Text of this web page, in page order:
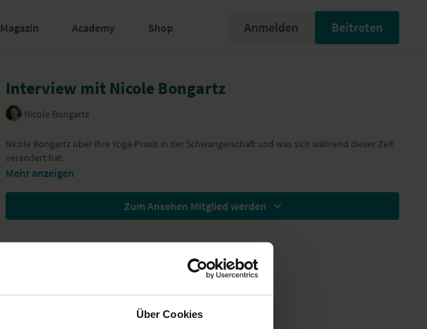
Über Cookies
Magazin Academy Shop Anmelden Beitreten
Interview mit Nicole Bongartz
Nicole Bongartz
Nicole Bongartz über ihre Yoga-Praxis in der Schwangerschaft und was sich während dieser Zeit
verändert hat.
Mehr anzeigen
Zum Ansehen Mitglied werden